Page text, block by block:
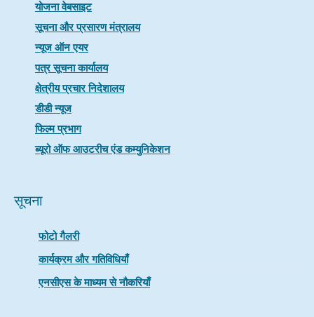
योजना वेबसाइट
सूचना और प्रसारण मंत्रालय
न्यूज ऑन एयर
पत्र सूचना कार्यालय
क्षेत्रीय प्रचार निदेशालय
डीडी न्यूज
फिल्म प्रभाग
ब्यूरो ऑफ आउटरीच एंड कम्युनिकेशन
सूचना
फोटो गैलरी
कार्यक्रम और गतिविधियाँ
एनसीएस के माध्यम से नौकरियाँ